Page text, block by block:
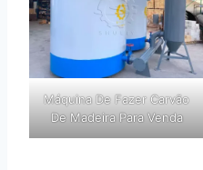
Máquina De Fazer Carvão
De Madeira Para Venda